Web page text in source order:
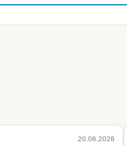
20.06.2026